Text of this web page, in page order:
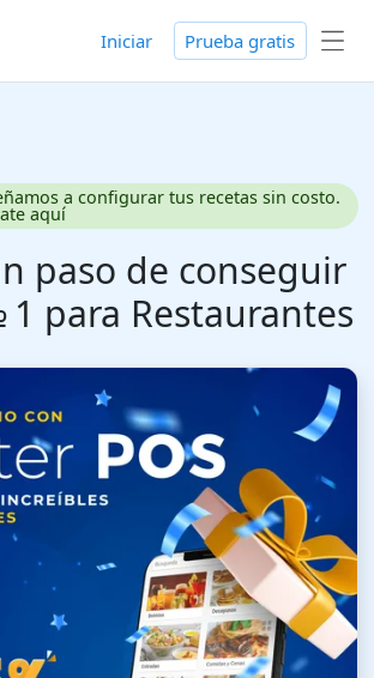
Iniciar Prueba gratis
a configurar tus recetas sin costo.
aquí
paso de conseguir
1 para Restaurantes